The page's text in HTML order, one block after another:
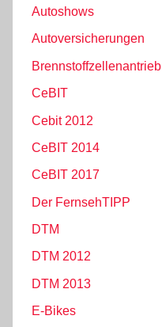
Autoshows
Autoversicherungen
Brennstoffzellenantrieb
CeBIT
Cebit 2012
CeBIT 2014
CeBIT 2017
Der FernsehTIPP
DTM
DTM 2012
DTM 2013
E-Bikes